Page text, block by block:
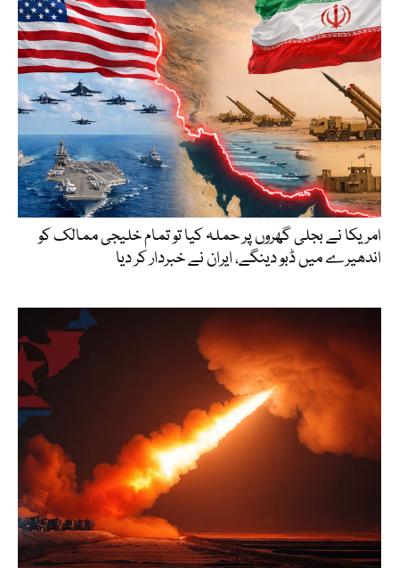
امریکا نے بجلی گھروں پر حملہ کیا تو تمام خلیجی ممالک کو
اندھیرے میں ڈبو دینگے، ایران نے خبردار کر دیا